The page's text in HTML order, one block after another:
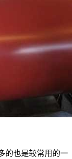
的也是较常用的一